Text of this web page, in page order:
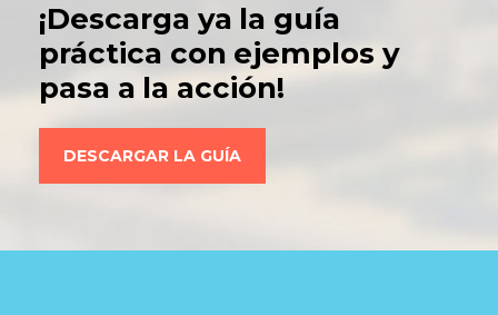
¡Descarga ya la guía
práctica con ejemplos y
pasa a la acción!
DESCARGAR LA GUÍA